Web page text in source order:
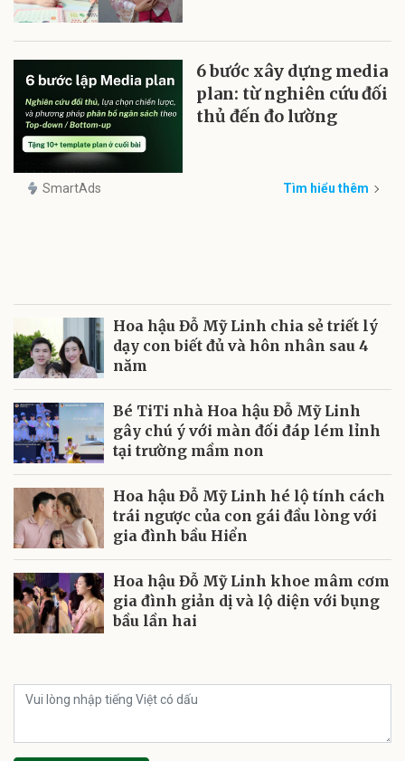
6 bước xây dựng media
plan: từ nghiên cứu đối
thủ đến đo lường
SmartAds Tìm hiểu thêm
Hoa hậu Đỗ Mỹ Linh chia sẻ triết lý
dạy con biết đủ và hôn nhân sau 4
năm
Bé TiTi nhà Hoa hậu Đỗ Mỹ Linh
gây chú ý với màn đối đáp lém lỉnh
tại trường mầm non
Hoa hậu Đỗ Mỹ Linh hé lộ tính cách
trái ngược của con gái đầu lòng với
gia đình bầu Hiển
Hoa hậu Đỗ Mỹ Linh khoe mâm cơm
gia đình giản dị và lộ diện với bụng
bầu lần hai